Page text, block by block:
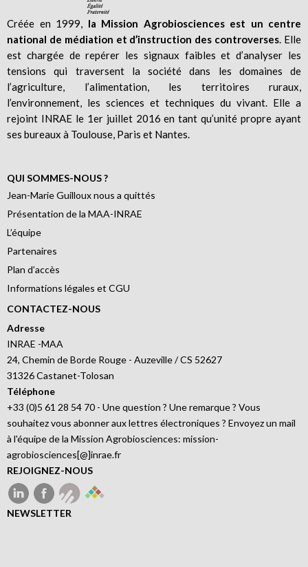
Créée en 1999, la Mission Agrobiosciences est un centre
national de médiation et d’instruction des controverses. Elle
est chargée de repérer les signaux faibles et d’analyser les
tensions qui traversent la société dans les domaines de
l’agriculture, l’alimentation, les territoires ruraux,
l’environnement, les sciences et techniques du vivant. Elle a
rejoint INRAE le 1er juillet 2016 en tant qu’unité propre ayant
ses bureaux à Toulouse, Paris et Nantes.
QUI SOMMES-NOUS ?
Jean-Marie Guilloux nous a quittés
Présentation de la MAA-INRAE
L’équipe
Partenaires
Plan d’accès
Informations légales et CGU
CONTACTEZ-NOUS
Adresse
INRAE -MAA
24, Chemin de Borde Rouge - Auzeville / CS 52627
31326 Castanet-Tolosan
Téléphone
+33 (0)5 61 28 54 70 - Une question ? Une remarque ? Vous
souhaitez vous abonner aux lettres électroniques ? Envoyez un mail
à l'équipe de la Mission Agrobiosciences: mission-
agrobiosciences[@]inrae.fr
REJOIGNEZ-NOUS
NEWSLETTER